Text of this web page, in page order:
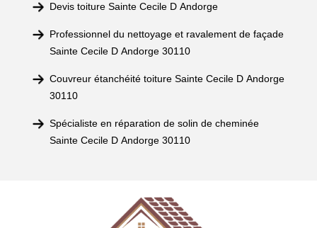
Devis toiture Sainte Cecile D Andorge
Professionnel du nettoyage et ravalement de façade
Sainte Cecile D Andorge 30110
Couvreur étanchéité toiture Sainte Cecile D Andorge
30110
Spécialiste en réparation de solin de cheminée
Sainte Cecile D Andorge 30110